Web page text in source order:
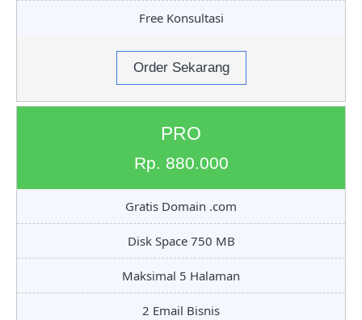
Free Konsultasi
Order Sekarang
PRO
Rp. 880.000
Gratis Domain .com
Disk Space 750 MB
Maksimal 5 Halaman
2 Email Bisnis